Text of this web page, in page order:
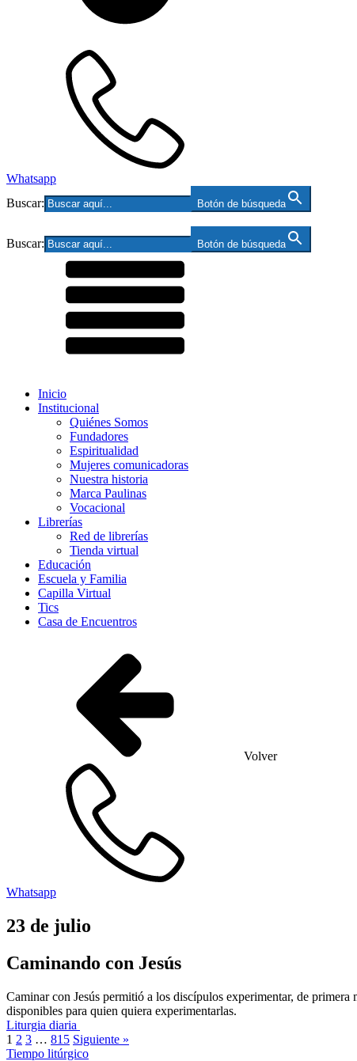
Whatsapp
Buscar:
Botón de búsqueda
Buscar: Botón de búsqueda
Inicio
Institucional
Quiénes Somos
Fundadores
Espiritualidad
Mujeres comunicadoras
Nuestra historia
Marca Paulinas
Vocacional
Librerías
Red de librerías
Tienda virtual
Educación
Escuela y Familia
Capilla Virtual
Tics
Casa de Encuentros
Volver
Whatsapp
23 de julio
Caminando con Jesús
Caminar con Jesús permitió a los discípulos experimentar, de
disponibles para quien quiera experimentarlas.
Liturgia diaria
1 2 3 … 815 Siguiente »
Tiempo litúrgico